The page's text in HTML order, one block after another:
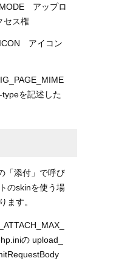
アップロ
セス権
アイコン
を記述した
「添付」で呼び
のskinを使う場
ます。
の upload_